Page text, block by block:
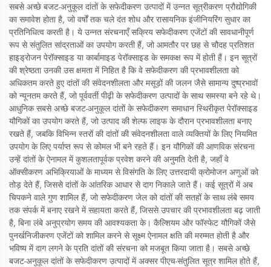
सबसे अच्छे बजट-अनुकूल दांतों के सफेदीकरण उत्पादों में उन्नत सूत्रीकरण प्रौद्योगिकी
का समावेश होता है, जो वर्षों तक चले दंत शोध और रासायनिक इंजीनियरिंग सुधार का
प्रतिनिधित्व करती है। ये उन्नत संरचनाएँ सक्रिय सफेदीकरण एजेंटों की सावधानीपूर्ण
रूप से संतुलित सांद्रताओं का उपयोग करती हैं, जो आमतौर पर छह से चौदह प्रतिशत
हाइड्रोजन पेरॉक्साइड या कार्बामाइड पेरॉक्साइड के समकक्ष रूप में होती हैं। इन सूत्रों
की श्रेष्ठता उनकी उस क्षमता में निहित है कि वे सफेदीकरण की प्रभावशीलता को
अधिकतम करते हुए दांतों की संवेदनशीलता और मसूड़ों की जलन जैसे सामान्य दुष्प्रभावों
को न्यूनतम करते हैं, जो पूर्ववर्ती पीढ़ी के सफेदीकरण उत्पादों के साथ समस्या बने रहे थे।
आधुनिक सबसे अच्छे बजट-अनुकूल दांतों के सफेदीकरण समाधान स्थिरीकृत पेरॉक्साइड
यौगिकों का उपयोग करते हैं, जो उत्पाद की शेल्फ लाइफ के दौरान प्रभावशीलता बनाए
रखते हैं, जबकि विभिन्न स्तरों की दांतों की संवेदनशीलता वाले व्यक्तियों के लिए नियमित
उपयोग के लिए पर्याप्त रूप से कोमल भी बने रहते हैं। इन यौगिकों की आणविक संरचना
उन्हें दांतों के ऐनामल में कुशलतापूर्वक प्रवेश करने की अनुमति देती है, जहाँ वे
ऑक्सीकरण अभिक्रियाओं के माध्यम से विसंगति के लिए उत्तरदायी क्रोमोजन अणुओं को
तोड़ देते हैं, जिससे दांतों के आंतरिक आधार से दाग निकाले जाते हैं। कई सूत्रों में अब
चिपकने वाले गुण शामिल हैं, जो सफेदीकरण जेल को दांतों की सतहों के साथ लंबे समय
तक संपर्क में बनाए रखने में सहायता करते हैं, जिससे उपचार की प्रभावशीलता बढ़ जाती
है, बिना लंबे अनुप्रयोग समय की आवश्यकता के। कैल्शियम और फॉस्फेट यौगिकों जैसे
पुनर्खनिजीकरण एजेंटों को शामिल करने से सूक्ष्म ऐनामल क्षति की मरम्मत होती है और
भविष्य में दाग लगने के प्रति दांतों की संरचना को मजबूत किया जाता है। सबसे अच्छे
बजट-अनुकूल दांतों के सफेदीकरण उत्पादों में अक्सर पीएच-संतुलित सूत्र शामिल होते हैं,